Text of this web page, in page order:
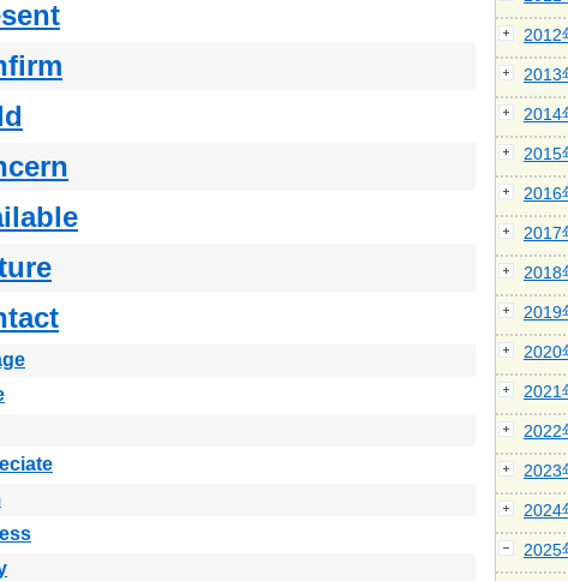
2012
2013
2014
2015
2016
2017
2018
2019
2020
2021
2022
2023
2024
2025